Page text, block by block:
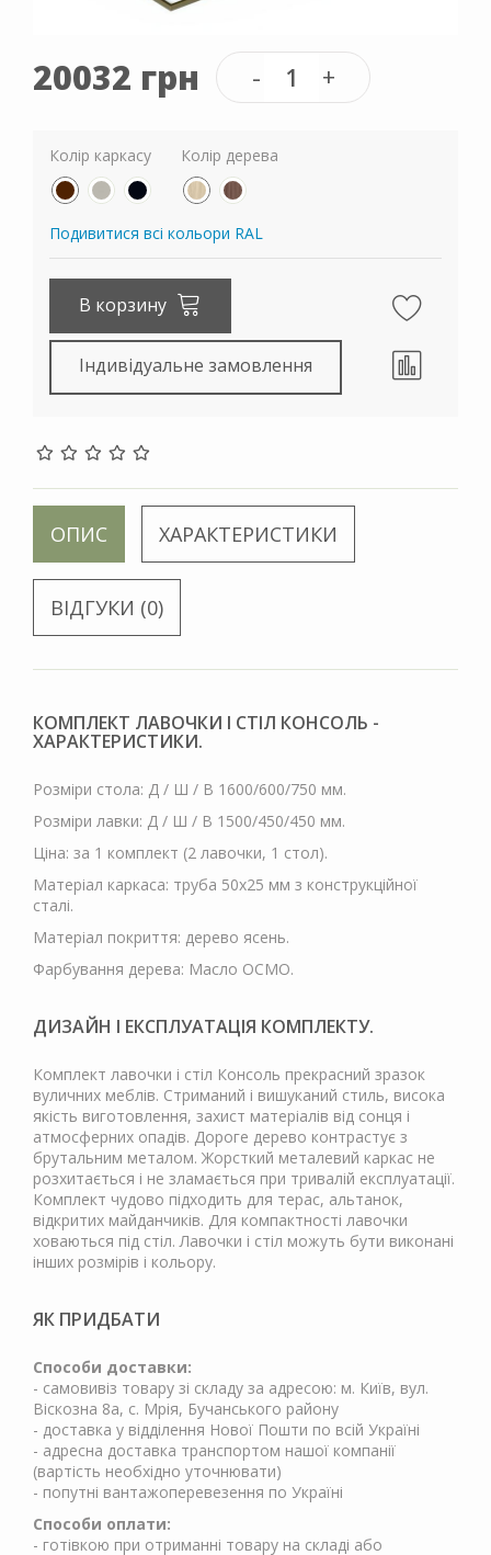
20032 грн
Колір каркасу Колір дерева
Подивитися всі кольори RAL
В корзину
Індивідуальне замовлення
ОПИС ХАРАКТЕРИСТИКИ
ВІДГУКИ (0)
КОМПЛЕКТ ЛАВОЧКИ І СТІЛ КОНСОЛЬ -
ХАРАКТЕРИСТИКИ.
Розміри стола: Д / Ш / В 1600/600/750 мм.
Розміри лавки: Д / Ш / В 1500/450/450 мм.
Ціна: за 1 комплект (2 лавочки, 1 стол).
Матеріал каркаса: труба 50х25 мм з конструкційної
сталі.
Матеріал покриття: дерево ясень.
Фарбування дерева: Масло ОСМО.
ДИЗАЙН І ЕКСПЛУАТАЦІЯ КОМПЛЕКТУ.
Комплект лавочки і стіл Консоль прекрасний зразок
вуличних меблів. Стриманий і вишуканий стиль, висока
якість виготовлення, захист матеріалів від сонця і
атмосферних опадів. Дороге дерево контрастує з
брутальним металом. Жорсткий металевий каркас не
розхитається і не зламається при тривалій експлуатації.
Комплект чудово підходить для терас, альтанок,
відкритих майданчиків. Для компактності лавочки
ховаються під стіл. Лавочки і стіл можуть бути виконані
інших розмірів і кольору.
ЯК ПРИДБАТИ
Способи доставки:
- самовивіз товару зі складу за адресою: м. Київ, вул.
Віскозна 8а, с. Мрія, Бучанського району
- доставка у відділення Нової Пошти по всій Україні
- адресна доставка транспортом нашої компанії
(вартість необхідно уточнювати)
- попутні вантажоперевезення по Україні
Способи оплати:
- готівкою при отриманні товару на складі або